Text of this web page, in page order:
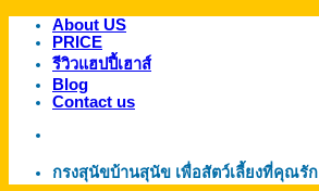
ข้าม
เนื้อหา
About US
PRICE
รีวิวแฮปปี้เฮาส์
Blog
Contact us
กรงสุนัขบ้านสุนัข เพื่อสัตว์เลี้ยงที่คุณรัก